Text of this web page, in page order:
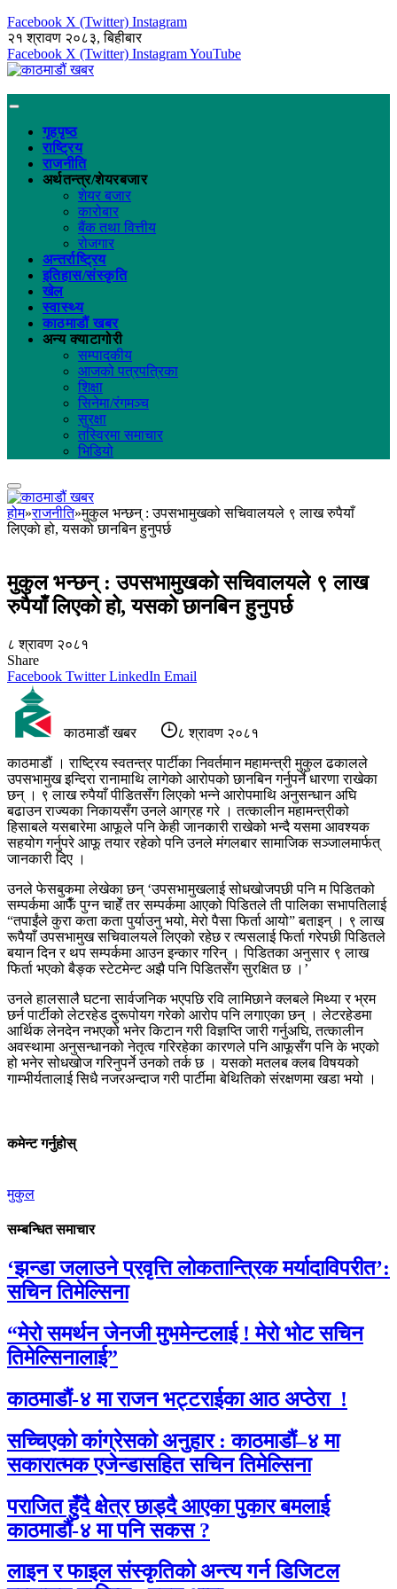
Facebook X (Twitter) Instagram
२१ श्रावण २०८३, बिहीबार
Facebook X (Twitter) InstagramYouTube
गृहपृष्ठ
राष्ट्रिय
राजनीति
अर्थतन्त्र/शेयरबजार
शेयर बजार
कारोबार
बैंक तथा वित्तीय
रोजगार
अन्तर्राष्ट्रिय
इतिहास/संस्कृति
खेल
स्वास्थ्य
काठमाडौं खबर
अन्य क्याटागोरी
सम्पादकीय
आजको पत्रपत्रिका
शिक्षा
सिनेमा/रंगमञ्च
सुरक्षा
तस्विरमा समाचार
भिडियो
होम»राजनीति»मुकुल भन्छन् : उपसभामुखको सचिवालयले ९ लाख रुपैयाँ
लिएकाे हो, यसको छानबिन हुनुपर्छ
मुकुल भन्छन् : उपसभामुखको सचिवालयले ९ लाख
रुपैयाँ लिएकाे हो, यसको छानबिन हुनुपर्छ
८ श्रावण २०८१
Share
Facebook Twitter LinkedIn Email
काठमाडौं खबर
८ श्रावण २०८१
काठमाडौं । राष्ट्रिय स्वतन्त्र पार्टीका निवर्तमान महामन्त्री मुकुल ढकालले
उपसभामुख इन्दिरा रानामाथि लागेको आरोपको छानबिन गर्नुपर्ने धारणा राखेका
छन् । ९ लाख रुपैयाँ पीडितसँग लिएको भन्ने आरोपमाथि अनुसन्धान अघि
बढाउन राज्यका निकायसँग उनले आग्रह गरे । तत्कालीन महामन्त्रीको
हिसाबले यसबारेमा आफूले पनि केही जानकारी राखेको भन्दै यसमा आवश्यक
सहयोग गर्नुपरे आफू तयार रहेको पनि उनले मंगलबार सामाजिक सञ्जालमार्फत्
जानकारी दिए ।
उनले फेसबुकमा लेखेका छन् ‘उपसभामुखलाई सोधखोजपछी पनि म पिडितको
सम्पर्कमा आफैँ पुग्न चाहेँ तर सम्पर्कमा आएको पिडितले ती पालिका सभापतिलाई
“तपाईंले कुरा कता कता पुर्याउनु भयो, मेरो पैसा फिर्ता आयो” बताइन् । ९ लाख
रूपैयाँ उपसभामुख सचिवालयले लिएको रहेछ र त्यसलाई फिर्ता गरेपछी पिडितले
बयान दिन र थप सम्पर्कमा आउन इन्कार गरिन् । पिडितका अनुसार ९ लाख
फिर्ता भएको बैङ्क स्टेटमेन्ट अझै पनि पिडितसँग सुरक्षित छ ।’
उनले हालसालै घटना सार्वजनिक भएपछि रवि लामिछाने क्लबले मिथ्या र भ्रम
छर्न पार्टीको लेटरहेड दुरूपोयग गरेको आरोप पनि लगाएका छन् । लेटरहेडमा
आर्थिक लेनदेन नभएको भनेर किटान गरी विज्ञप्ति जारी गर्नुअघि, तत्कालीन
अवस्थामा अनुसन्धानको नेतृत्व गरिरहेका कारणले पनि आफूसँग पनि के भएको
हो भनेर सोधखोज गरिनुपर्ने उनको तर्क छ । यसको मतलब क्लब विषयको
गाम्भीर्यतालाई सिधै नजरअन्दाज गरी पार्टीमा बेथितिको संरक्षणमा खडा भयो ।
कमेन्ट गर्नुहोस्
मुकुल
सम्बन्धित समाचार
‘झन्डा जलाउने प्रवृत्ति लोकतान्त्रिक मर्यादाविपरीत’:
सचिन तिमेल्सिना
“मेरो समर्थन जेनजी मुभमेन्टलाई ! मेरो भोट सचिन
तिमेल्सिनालाई”
काठमाडौं-४ मा राजन भट्टराईका आठ अप्ठेरा !
सच्चिएको कांग्रेसको अनुहार : काठमाडौं–४ मा
सकारात्मक एजेन्डासहित सचिन तिमेल्सिना
पराजित हुँदै क्षेत्र छाड्दै आएका पुकार बमलाई
काठमाडौं-४ मा पनि सकस ?
लाइन र फाइल संस्कृतिको अन्त्य गर्न डिजिटल